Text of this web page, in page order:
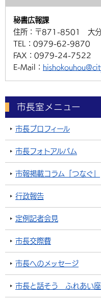
秘書広報課
住所： 〒871-8501 大分
TEL： 0979-62-9870
FAX： 0979-24-7522
E-Mail：
市長室メニュー
市長プロフィール
市長フォトアルバム
市報掲載コラム「つなぐ」
行政報告
定例記者会見
市長交際費
市長へのメッセージ
市長と話そう ふれあい